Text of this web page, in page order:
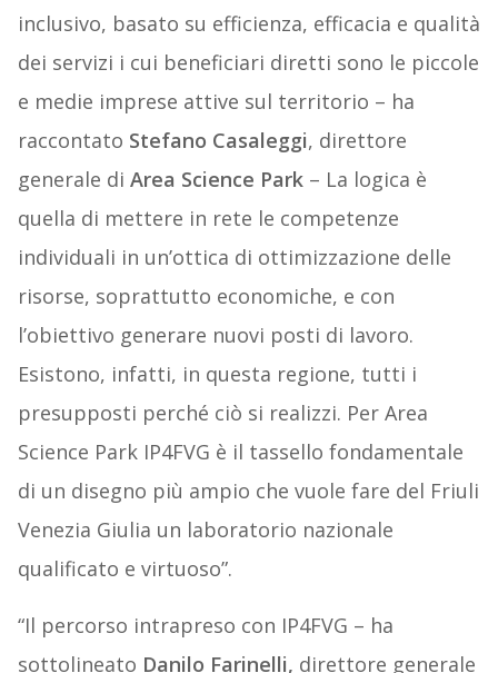
inclusivo, basato su efficienza, efficacia e qualità
dei servizi i cui beneficiari diretti sono le piccole
e medie imprese attive sul territorio – ha
raccontato Stefano Casaleggi, direttore
generale di Area Science Park – La logica è
quella di mettere in rete le competenze
individuali in un’ottica di ottimizzazione delle
risorse, soprattutto economiche, e con
l’obiettivo generare nuovi posti di lavoro.
Esistono, infatti, in questa regione, tutti i
presupposti perché ciò si realizzi. Per Area
Science Park IP4FVG è il tassello fondamentale
di un disegno più ampio che vuole fare del Friuli
Venezia Giulia un laboratorio nazionale
qualificato e virtuoso”.
“Il percorso intrapreso con IP4FVG – ha
sottolineato Danilo Farinelli, direttore generale